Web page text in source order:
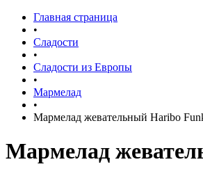
Главная страница
•
Сладости
•
Сладости из Европы
•
Мармелад
•
Мармелад жевательный Haribo
Мармелад